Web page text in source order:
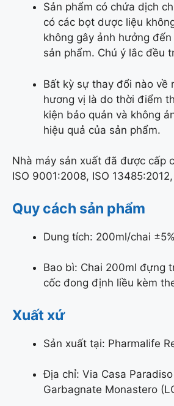
Sản phẩm có chứa dịch
có các bọt dược liệu
không gây ảnh hưởng
sản phẩm. Chú ý lắc đều
Bất kỳ sự thay đổi nào về
hương vị là do thời điểm
kiện bảo quản và không
hiệu quả của sản phẩm.
Nhà máy sản xuất đã được cấp
ISO 9001:2008, ISO
Quy cách sản phẩm
Dung tích: 200ml/chai ±5%
Bao bì: Chai 200ml đựng
cốc đong định liều kèm
Xuất xứ
Sản xuất tại: Pharmalife
Địa chỉ: Via Casa
Garbagnate Monastero